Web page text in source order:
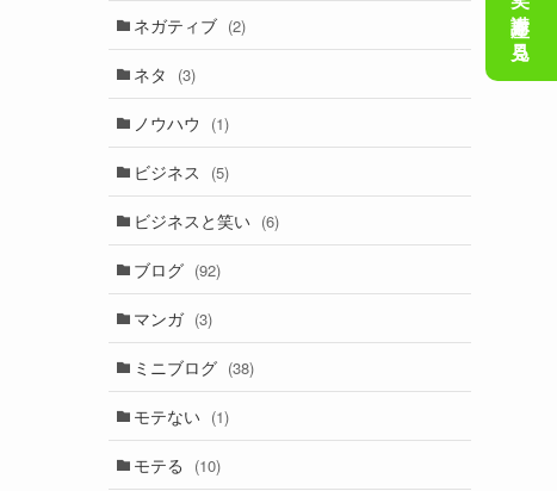
ネガティブ (2)
ネタ (3)
ノウハウ (1)
ビジネス (5)
ビジネスと笑い (6)
ブログ (92)
マンガ (3)
ミニブログ (38)
モテない (1)
モテる (10)